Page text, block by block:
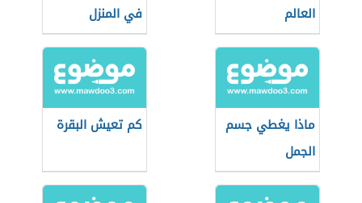
العالم
في المنزل
ماذا يغطي جسم
الجمل
كم تعيش البقرة